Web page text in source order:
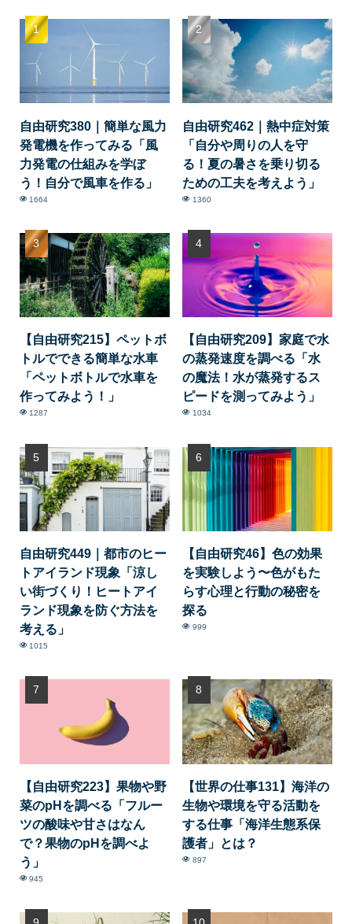
自由研究380｜簡単な風力
発電機を作ってみる「風
力発電の仕組みを学ぼ
う！自分で風車を作る」
1664
自由研究462｜熱中症対策
「自分や周りの人を守
る！夏の暑さを乗り切る
ための工夫を考えよう」
1360
【自由研究215】ペットボ
トルでできる簡単な水車
「ペットボトルで水車を
作ってみよう！」
1287
【自由研究209】家庭で水
の蒸発速度を調べる「水
の魔法！水が蒸発するス
ピードを測ってみよう」
1034
自由研究449｜都市のヒー
トアイランド現象「涼し
い街づくり！ヒートアイ
ランド現象を防ぐ方法を
考える」
1015
【自由研究46】色の効果
を実験しよう〜色がもた
らす心理と行動の秘密を
探る
999
【自由研究223】果物や野
菜のpHを調べる「フルー
ツの酸味や甘さはなん
で？果物のpHを調べよ
う」
945
【世界の仕事131】海洋の
生物や環境を守る活動を
する仕事「海洋生態系保
護者」とは？
897